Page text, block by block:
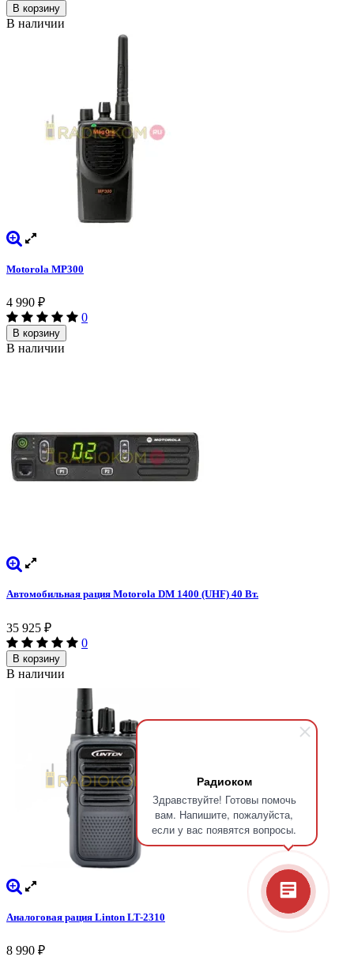
Радиоком
Здравствуйте! Готовы помочь
вам. Напишите, пожалуйста,
если у вас появятся вопросы.
В корзину
В наличии
Motorola MP300
4 990 ₽
0
В корзину
В наличии
Автомобильная рация Motorola DM 1400 (UHF) 40 Вт.
35 925 ₽
0
В корзину
В наличии
Аналоговая рация Linton LT-2310
8 990 ₽